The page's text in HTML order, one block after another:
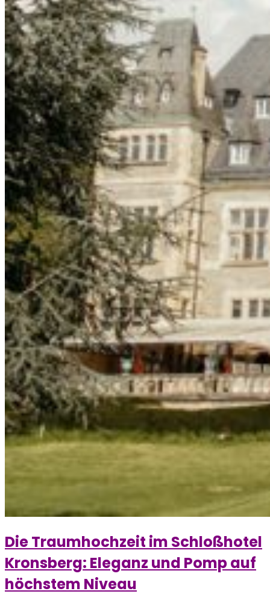
Die Traumhochzeit im Schloßhotel
Kronsberg: Eleganz und Pomp auf
höchstem Niveau